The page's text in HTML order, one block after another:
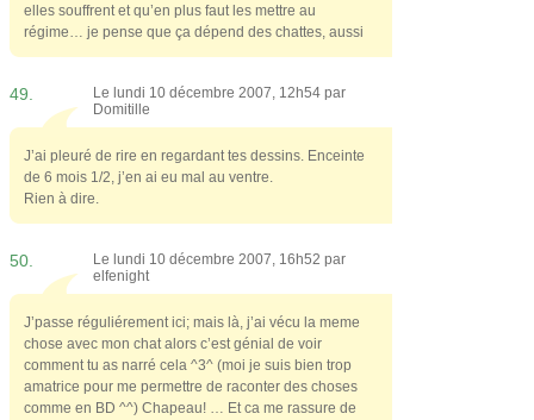
elles souffrent et qu’en plus faut les mettre au
régime… je pense que ça dépend des chattes, aussi
49.
Le lundi 10 décembre 2007, 12h54 par
Domitille
J’ai pleuré de rire en regardant tes dessins. Enceinte
de 6 mois 1/2, j’en ai eu mal au ventre.
Rien à dire.
50.
Le lundi 10 décembre 2007, 16h52 par
elfenight
J’passe réguliérement ici; mais là, j’ai vécu la meme
chose avec mon chat alors c’est génial de voir
comment tu as narré cela ^3^ (moi je suis bien trop
amatrice pour me permettre de raconter des choses
comme en BD ^^) Chapeau! … Et ca me rassure de